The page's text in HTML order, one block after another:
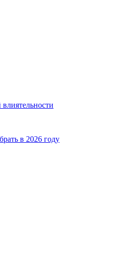
в 2026 году